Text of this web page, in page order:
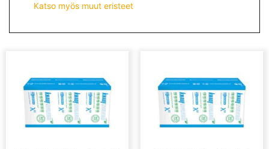
Katso myös muut eristeet